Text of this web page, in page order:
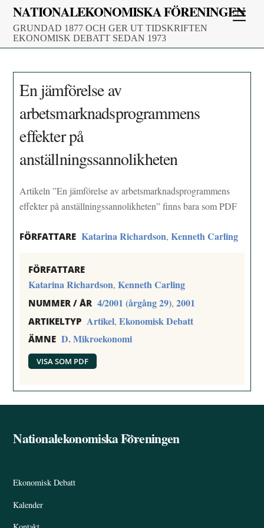
Skip
content
NATIONALEKONOMISKA FÖRENINGEN
GRUNDAD 1877 OCH GER UT TIDSKRIFTEN
EKONOMISK DEBATT SEDAN 1973
En jämförelse av
arbetsmarknadsprogrammens
effekter på
anställningssannolikheten
Artikeln ”En jämförelse av arbetsmarknadsprogrammens
effekter på anställningssannolikheten” finns bara som PDF
FÖRFATTARE Katarina Richardson,Kenneth Carling
FÖRFATTARE
Katarina Richardson,Kenneth Carling
NUMMER / ÅR 4/2001 (årgång 29),2001
ARTIKELTYP Artikel,Ekonomisk Debatt
ÄMNE D. Mikroekonomi
VISA SOM PDF
Back
Nationalekonomiska Föreningen
Ekonomisk Debatt
Kalender